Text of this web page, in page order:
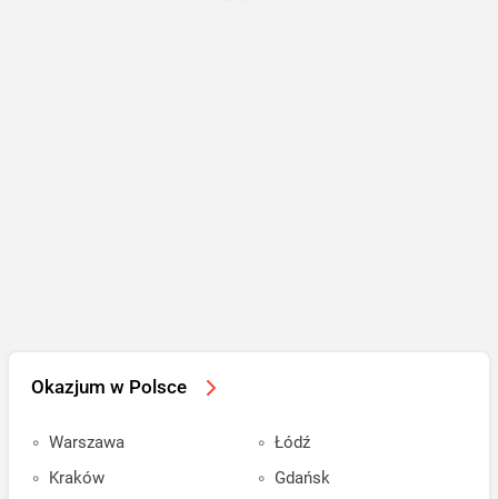
Okazjum w Polsce
Warszawa
Kraków
Łódź
Gdańsk